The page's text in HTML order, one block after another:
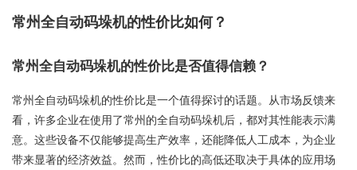
常州全自动码垛机的性价比如何？
常州全自动码垛机的性价比是否值得信赖？
常州全自动码垛机的性价比是一个值得探讨的话题。从市场反馈来
看，许多企业在使用了常州的全自动码垛机后，都对其性能表示满
意。这些设备不仅能够提高生产效率，还能降低人工成本，为企业
带来显著的经济效益。然而，性价比的高低还取决于具体的应用场